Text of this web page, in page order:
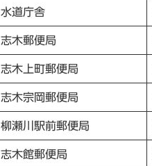
水道庁舎
志木郵便局
志木上町郵便局
志木宗岡郵便局
柳瀬川駅前郵便局
志木館郵便局